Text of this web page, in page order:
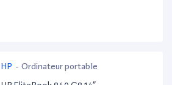
HP - Ordinateur portable